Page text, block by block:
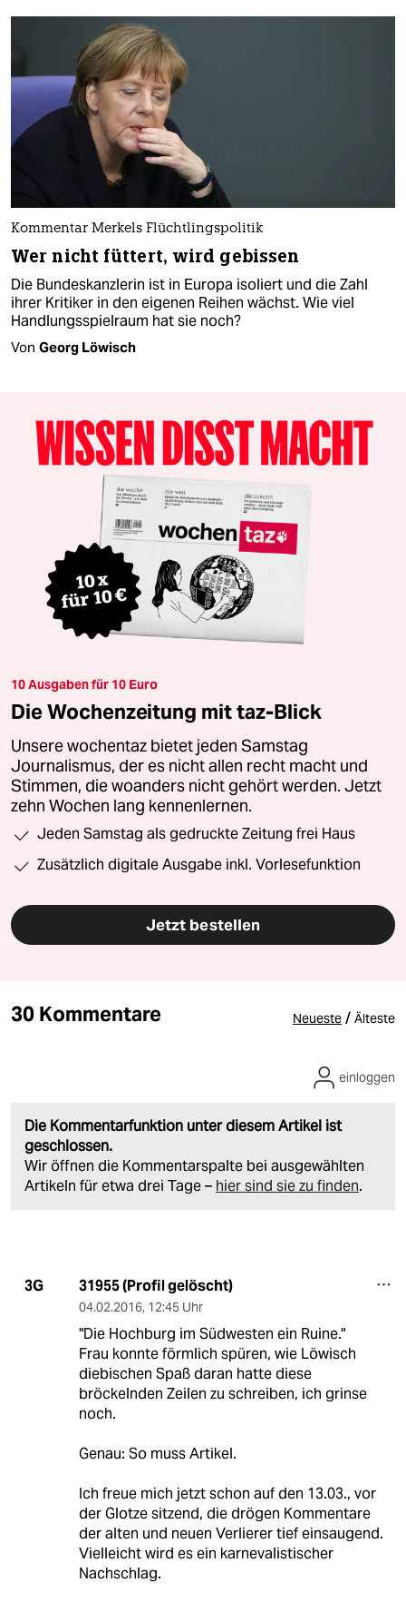
Kommentar Merkels Flüchtlingspolitik
Wer nicht füttert, wird gebissen
Die Bundeskanzlerin ist in Europa isoliert und die Zahl
ihrer Kritiker in den eigenen Reihen wächst. Wie viel
Handlungsspielraum hat sie noch?
Von Georg Löwisch
10 Ausgaben für 10 Euro
Die Wochenzeitung mit taz-Blick
Unsere wochentaz bietet jeden Samstag
Journalismus, der es nicht allen recht macht und
Stimmen, die woanders nicht gehört werden. Jetzt
zehn Wochen lang kennenlernen.
Jeden Samstag als gedruckte Zeitung frei Haus
Zusätzlich digitale Ausgabe inkl. Vorlesefunktion
Jetzt bestellen
30 Kommentare Neueste / Älteste
Die Kommentarfunktion unter diesem Artikel ist
geschlossen.
Wir öffnen die Kommentarspalte bei ausgewählten
Artikeln für etwa drei Tage – hier sind sie zu finden.
einloggen
3G 31955 (Profil gelöscht)
04.02.2016, 12:45 Uhr
"Die Hochburg im Südwesten ein Ruine."
Frau konnte förmlich spüren, wie Löwisch
diebischen Spaß daran hatte diese
bröckelnden Zeilen zu schreiben, ich grinse
noch.
Genau: So muss Artikel.
Ich freue mich jetzt schon auf den 13.03., vor
der Glotze sitzend, die drögen Kommentare
der alten und neuen Verlierer tief einsaugend.
Vielleicht wird es ein karnevalistischer
Nachschlag.